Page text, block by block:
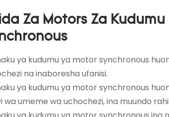
Za Motors Za Kudumu
ya kudumu ya motor synchronous
na inaboresha ufanisi.
ya kudumu ya motor synchronous
wa umeme wa uchochezi, ina muundo